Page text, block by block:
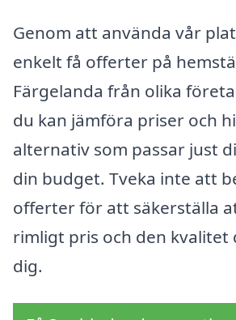
Genom att använda vår
enkelt få offerter på
Färgelanda från olika
du kan jämföra priser och
alternativ som passar just
din budget. Tveka inte att
offerter för att säkerställa
rimligt pris och den
dig.